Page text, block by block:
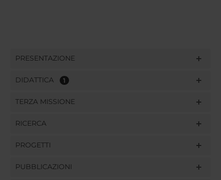
PRESENTAZIONE
DIDATTICA 1
TERZA MISSIONE
RICERCA
PROGETTI
PUBBLICAZIONI